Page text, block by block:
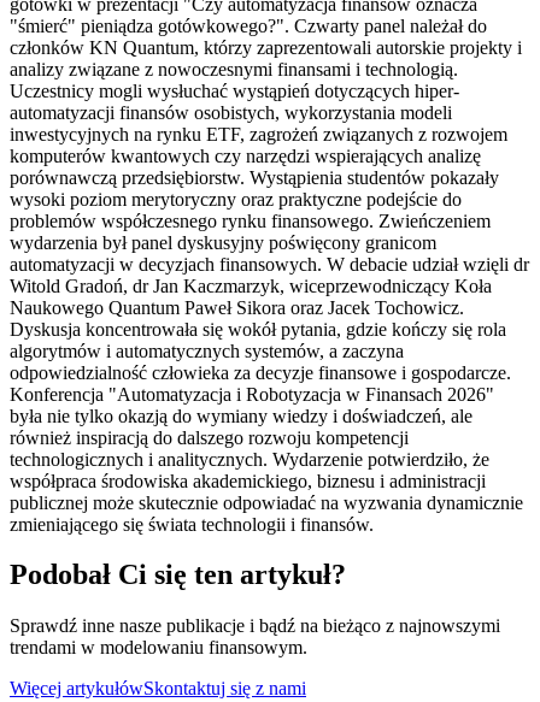
"śmierć" pieniądza gotówkowego?". Czwarty panel należał do
członków KN Quantum, którzy zaprezentowali autorskie projekty i
analizy związane z nowoczesnymi finansami i technologią.
Uczestnicy mogli wysłuchać wystąpień dotyczących hiper-
automatyzacji finansów osobistych, wykorzystania modeli
inwestycyjnych na rynku ETF, zagrożeń związanych z rozwojem
komputerów kwantowych czy narzędzi wspierających analizę
porównawczą przedsiębiorstw. Wystąpienia studentów pokazały
wysoki poziom merytoryczny oraz praktyczne podejście do
problemów współczesnego rynku finansowego. Zwieńczeniem
wydarzenia był panel dyskusyjny poświęcony granicom
automatyzacji w decyzjach finansowych. W debacie udział wzięli dr
Witold Gradoń, dr Jan Kaczmarzyk, wiceprzewodniczący Koła
Naukowego Quantum Paweł Sikora oraz Jacek Tochowicz.
Dyskusja koncentrowała się wokół pytania, gdzie kończy się rola
algorytmów i automatycznych systemów, a zaczyna
odpowiedzialność człowieka za decyzje finansowe i gospodarcze.
Konferencja "Automatyzacja i Robotyzacja w Finansach 2026"
była nie tylko okazją do wymiany wiedzy i doświadczeń, ale
również inspiracją do dalszego rozwoju kompetencji
technologicznych i analitycznych. Wydarzenie potwierdziło, że
współpraca środowiska akademickiego, biznesu i administracji
publicznej może skutecznie odpowiadać na wyzwania dynamicznie
zmieniającego się świata technologii i finansów.
Podobał Ci się ten artykuł?
Sprawdź inne nasze publikacje i bądź na bieżąco z najnowszymi
trendami w modelowaniu finansowym.
Więcej artykułówSkontaktuj się z nami